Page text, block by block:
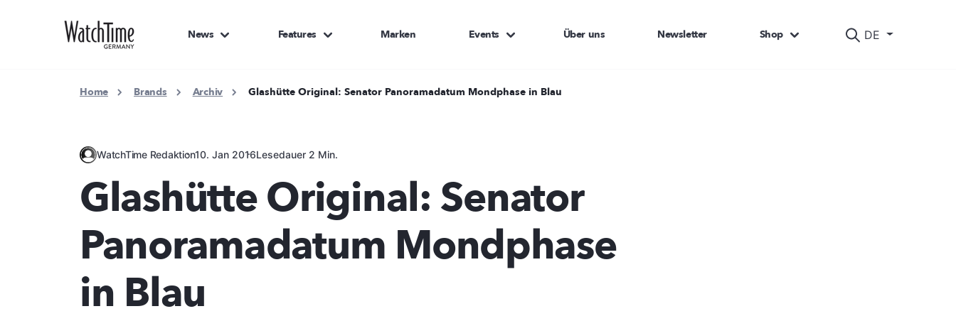
DE
News Features Marken Events Über uns Newsletter Shop
Home Brands Archiv Glashütte Original: Senator Panoramadatum Mondphase in Blau
WatchTime Redaktion10. Jan 2016Lesedauer 2 Min.
Glashütte Original: Senator
Panoramadatum Mondphase
in Blau